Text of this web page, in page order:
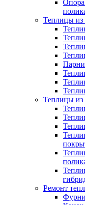
Теплицы из
Теплицы из
Ремонт